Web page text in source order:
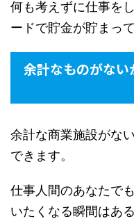
何も考えずに仕事を
ードで貯金が貯まっ
余計なものがな
余計な商業施設がな
できます。
仕事人間のあなたで
いたくなる瞬間はある